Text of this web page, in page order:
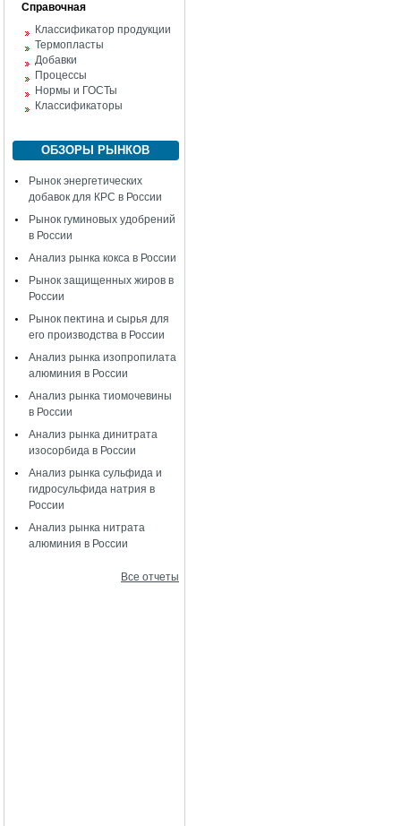
Справочная
Классификатор продукции
Термопласты
Добавки
Процессы
Нормы и ГОСТы
Классификаторы
ОБЗОРЫ РЫНКОВ
Рынок энергетических
добавок для КРС в России
Рынок гуминовых удобрений
в России
Анализ рынка кокса в России
Рынок защищенных жиров в
России
Рынок пектина и сырья для
его производства в России
Анализ рынка изопропилата
алюминия в России
Анализ рынка тиомочевины
в России
Анализ рынка динитрата
изосорбида в России
Анализ рынка сульфида и
гидросульфида натрия в
России
Анализ рынка нитрата
алюминия в России
Все отчеты